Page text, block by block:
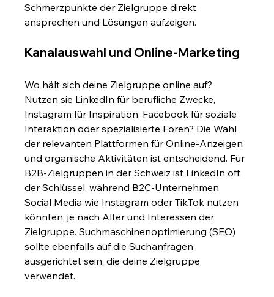
Schmerzpunkte der Zielgruppe direkt
ansprechen und Lösungen aufzeigen.
Kanalauswahl und Online-Marketing
Wo hält sich deine Zielgruppe online auf?
Nutzen sie LinkedIn für berufliche Zwecke,
Instagram für Inspiration, Facebook für soziale
Interaktion oder spezialisierte Foren? Die Wahl
der relevanten Plattformen für Online-Anzeigen
und organische Aktivitäten ist entscheidend. Für
B2B-Zielgruppen in der Schweiz ist LinkedIn oft
der Schlüssel, während B2C-Unternehmen
Social Media wie Instagram oder TikTok nutzen
könnten, je nach Alter und Interessen der
Zielgruppe. Suchmaschinenoptimierung (SEO)
sollte ebenfalls auf die Suchanfragen
ausgerichtet sein, die deine Zielgruppe
verwendet.